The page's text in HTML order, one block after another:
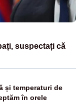
suspectați că
și temperaturi de
în orele